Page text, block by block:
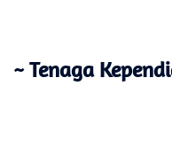
~ Tenaga